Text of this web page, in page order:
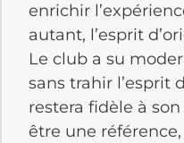
enrichir
autant, l’esprit
Le club a su
sans trahir l’esprit
restera fidèle à
être une